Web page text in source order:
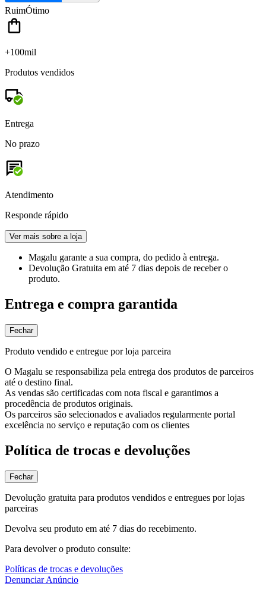
RuimÓtimo
+100mil
Produtos vendidos
Entrega
No prazo
Atendimento
Responde rápido
Ver mais sobre a loja
Magalu garante a sua compra, do pedido à entrega.
Devolução Gratuita em até 7 dias depois de receber o
produto.
Entrega e compra garantida
Fechar
Produto vendido e entregue por loja parceira
O Magalu se responsabiliza pela entrega dos produtos de parceiros
até o destino final.
As vendas são certificadas com nota fiscal e garantimos a
procedência de produtos originais.
Os parceiros são selecionados e avaliados regularmente portal
excelência no serviço e reputação com os clientes
Política de trocas e devoluções
Fechar
Devolução gratuita para produtos vendidos e entregues por lojas
parceiras
Devolva seu produto em até 7 dias do recebimento.
Para devolver o produto consulte:
Políticas de trocas e devoluções
Denunciar Anúncio